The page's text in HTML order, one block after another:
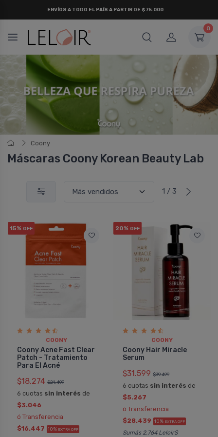
¡ HASTA 6 CUOTAS SIN INTERÉSY 18 CUOTAS FIJAS !
0
Coony
Máscaras Coony Korean Beauty Lab
1 / 3
15% OFF
COONY
Coony Acne Fast Clear
Patch - Tratamiento
Para El Acné
$18.274 $21.499
6 cuotas sin interés de
$3.046
ó Transferencia
$16.447 10% EXTRA OFF
20% OFF
COONY
Coony Hair Miracle
Serum
$31.599 $39.499
6 cuotas sin interés de
$5.267
ó Transferencia
$28.439 10% EXTRA OFF
Sumás 2.764 Leloir$